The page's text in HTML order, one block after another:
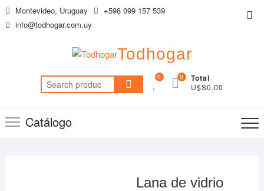
SaltarMontevideo, Uruguay
+598 099 157 539
info@todhogar.com.uy
Todhogar
Search
for:
0 Total
U$S0.00
0
Catálogo
Lana de vidrio